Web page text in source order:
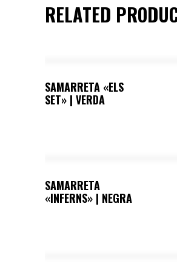
RELATED
SAMARRETA «ELS
SET» | VERDA
SAMARRETA
«INFERNS» | NEGRA